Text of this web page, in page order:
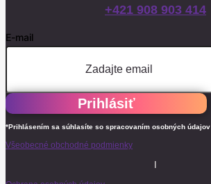
+421 908 903 414
E-mail
Prihlásiť
*Prihlásením sa súhlasíte so spracovaním osobných údajov
Všeobecné obchodné podmienky